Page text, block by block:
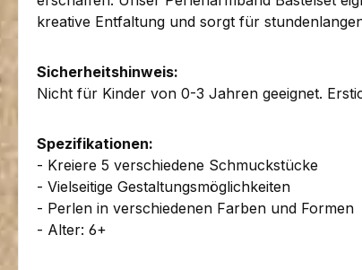
kreative Entfaltung und sorgt für
Sicherheitshinweis:
Nicht für Kinder von 0-3 Jahren geeignet.
Spezifikationen:
- Kreiere 5 verschiedene Schmuckstücke
- Vielseitige Gestaltungsmöglichkeiten
- Perlen in verschiedenen Farben und Formen
- Alter: 6+